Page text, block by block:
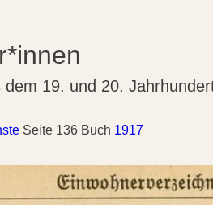
dem 19. und 20.
Seite 136 Buch 1917